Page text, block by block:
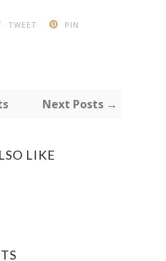
TWEET
PIN
Next Posts →
LIKE